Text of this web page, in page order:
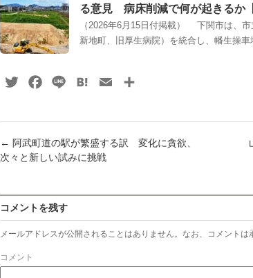
る意見 病床削減で何が起きるか
（2026年6月15日付掲載） 下関市は、
新地町、旧厚生病院）を統合し、幡生操
TwitterFacebook
Line HatenaEmail
← 阿武町道の駅が繁盛する訳 変化に貪欲、
次々と新しい試みに挑戦
コメントを残す
メールアドレスが公開されることはありません。なお、コメントは
コメント